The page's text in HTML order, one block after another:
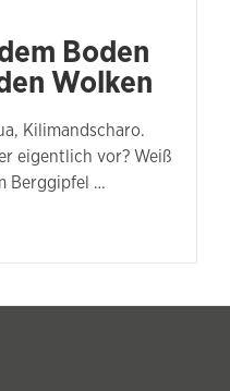
Boden
Wolken
Kilimandscharo.
eigentlich vor? Weiß
Berggipfel …